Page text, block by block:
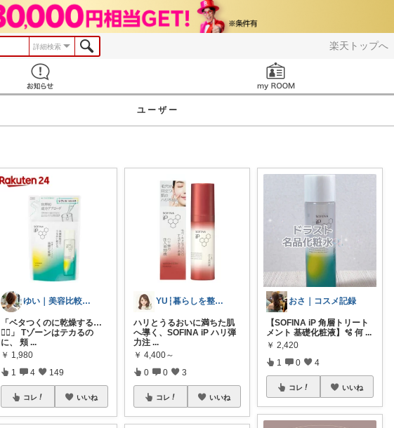
楽天トップへ
詳細検索
ユーザー
ゆい｜美容比較・買ってよかった
「ベタつくのに乾燥する…
😵‍💫」 Tゾーンはテカるの
に、 頬 ...
￥ 1,980
1 4 149
コレ いいね
YU┆暮らしを整えるもの
ハリとうるおいに満ちた肌
へ導く、SOFINA iP ハリ弾
力注 ...
￥ 4,400～
0 0 3
コレ いいね
おさ｜コスメ記録
【SOFINA iP 角層トリート
メント 基礎化粧液】🫧 何 ...
￥ 2,420
1 0 4
コレ いいね